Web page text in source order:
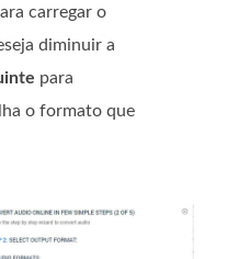
carregar o
diminuir a
para
o formato que